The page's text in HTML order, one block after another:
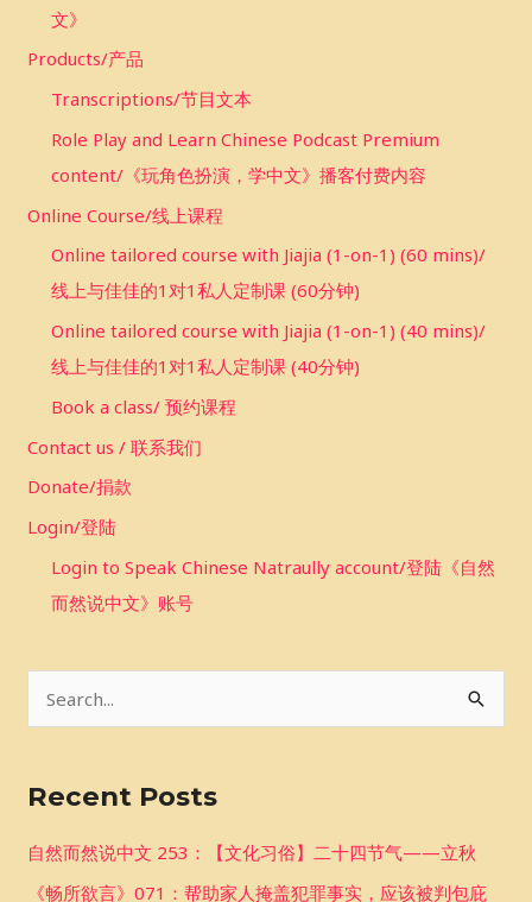
文》
Products/产品
Transcriptions/节目文本
Role Play and Learn Chinese Podcast Premium
content/《玩角色扮演，学中文》播客付费内容
Online Course/线上课程
Online tailored course with Jiajia (1-on-1) (60 mins)/
线上与佳佳的1对1私人定制课 (60分钟)
Online tailored course with Jiajia (1-on-1) (40 mins)/
线上与佳佳的1对1私人定制课 (40分钟)
Book a class/ 预约课程
Contact us / 联系我们
Donate/捐款
Login/登陆
Login to Speak Chinese Natraully account/登陆《自然
而然说中文》账号
r
c
Recent Posts
自然而然说中文 253：【文化习俗】二十四节气——立秋
《畅所欲言》071：帮助家人掩盖犯罪事实，应该被判包庇